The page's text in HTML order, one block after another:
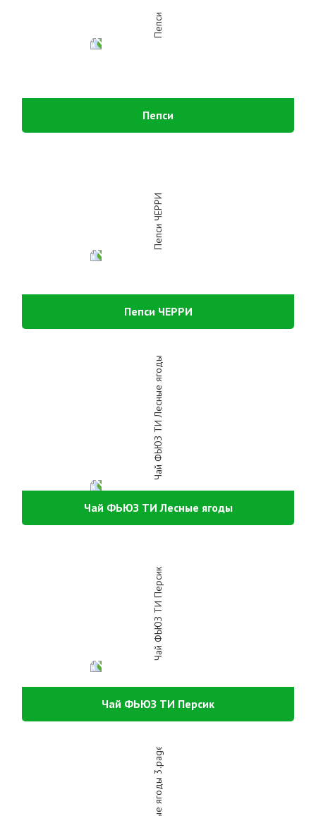
Пепси
Пепси ЧЕРРИ
Чай ФЬЮЗ ТИ Лесные ягоды
Чай ФЬЮЗ ТИ Персик